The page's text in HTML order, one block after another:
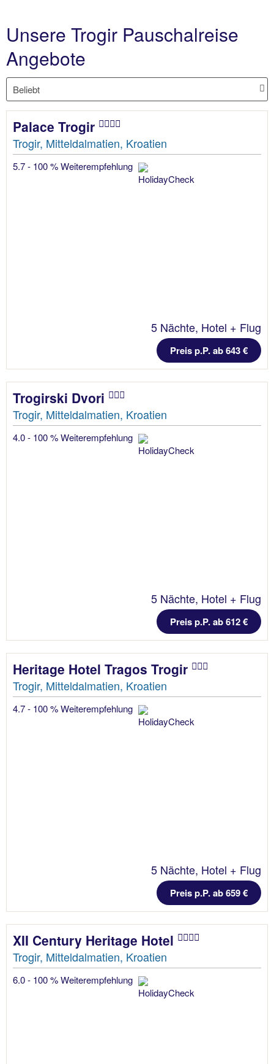
Unsere Trogir Pauschalreise
Angebote
Palace Trogir
Trogir, Mitteldalmatien, Kroatien
5.7 - 100 % Weiterempfehlung
5 Nächte, Hotel + Flug
Preis p.P. ab 643 €
Trogirski Dvori
Trogir, Mitteldalmatien, Kroatien
4.0 - 100 % Weiterempfehlung
5 Nächte, Hotel + Flug
Preis p.P. ab 612 €
Heritage Hotel Tragos Trogir
Trogir, Mitteldalmatien, Kroatien
4.7 - 100 % Weiterempfehlung
5 Nächte, Hotel + Flug
Preis p.P. ab 659 €
XII Century Heritage Hotel
Trogir, Mitteldalmatien, Kroatien
6.0 - 100 % Weiterempfehlung